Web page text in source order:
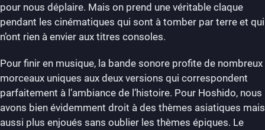
pour nous déplaire. Mais on prend une véritable claque
pendant les cinématiques qui sont à tomber par terre et qui
n’ont rien à envier aux titres consoles.
Pour finir en musique, la bande sonore profite de nombreux
morceaux uniques aux deux versions qui correspondent
parfaitement à l’ambiance de l’histoire. Pour Hoshido, nous
avons bien évidemment droit à des thèmes asiatiques mais
aussi plus enjoués sans oublier les thèmes épiques. Le